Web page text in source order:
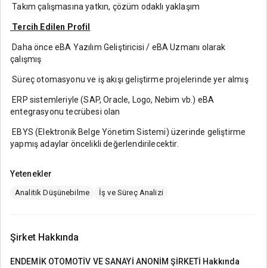
Takım çalışmasına yatkın, çözüm odaklı yaklaşım
Tercih Edilen Profil
Daha önce eBA Yazılım Geliştiricisi / eBA Uzmanı olarak
çalışmış
Süreç otomasyonu ve iş akışı geliştirme projelerinde yer almış
ERP sistemleriyle (SAP, Oracle, Logo, Nebim vb.) eBA
entegrasyonu tecrübesi olan
EBYS (Elektronik Belge Yönetim Sistemi) üzerinde geliştirme
yapmış adaylar öncelikli değerlendirilecektir.
Yetenekler
Analitik Düşünebilme İş ve Süreç Analizi
Şirket Hakkında
ENDEMİK OTOMOTİV VE SANAYİ ANONİM ŞİRKETİ Hakkında